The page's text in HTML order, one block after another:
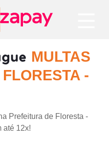
MULTAS
-
Prefeitura de Floresta -
até 12x!